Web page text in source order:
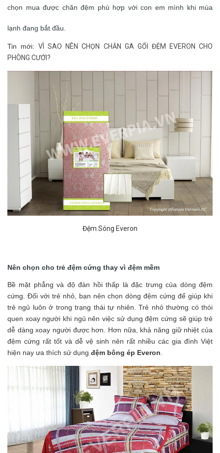
chọn mua được chăn đệm phù hợp với con em mình khi mùa
lạnh đang bắt đầu.
Tin mới:VÌ SAO NÊN CHỌN CHĂN GA GỐI ĐỆM EVERON CHO
PHÒNG CƯỚI?
Đệm Sóng Everon
Nên chọn cho trẻ đệm cứng thay vì đệm mềm
Bề mặt phẳng và độ đàn hồi thấp là đặc trưng của dòng đệm
cứng. Đối với trẻ nhỏ, bạn nên chọn dòng đệm cứng để giúp khi
trẻ ngủ luôn ở trong trạng thái tự nhiên. Trẻ nhỏ thường có thói
quen xoay người khi ngủ nên việc sử dụng đệm cứng sẽ giúp trẻ
dễ dàng xoay người được hơn. Hơn nữa, khả năng giữ nhiệt của
đệm cứng rất tốt và dễ vệ sinh nên rất nhiều các gia đình Việt
hiện nay ưa thích sử dụng đệm bông ép Everon